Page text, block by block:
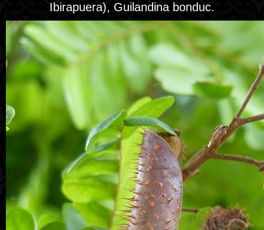
Ibirapuera), Guilandina bonduc.